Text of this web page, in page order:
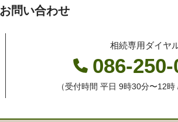
問い合わせ
相続専用ダイヤ
086-250-
（受付時間 平日 9時30分〜12時